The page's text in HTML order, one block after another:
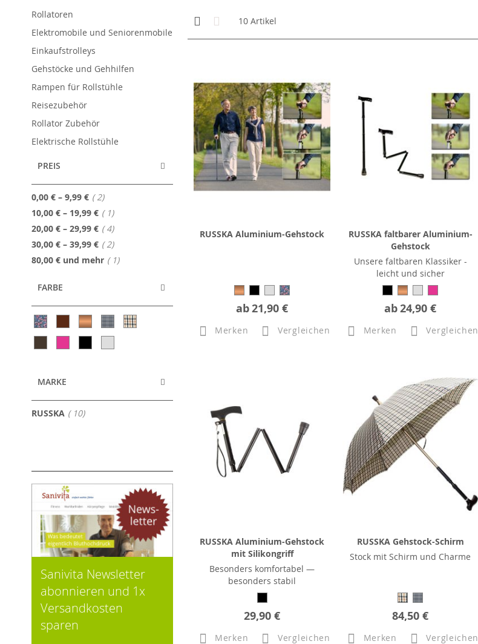
Anzeigen
als
Kachelansicht
10 Artikel
RUSSKA Aluminium-Gehstock
ab21,90 €
Merken Vergleichen
RUSSKA faltbarer Aluminium-
Gehstock
Unsere faltbaren Klassiker -
leicht und sicher
ab24,90 €
Merken Vergleichen
RUSSKA Aluminium-Gehstock
mit Silikongriff
Besonders komfortabel —
besonders stabil
29,90 €
Merken Vergleichen
RUSSKA Gehstock-Schirm
Stock mit Schirm und Charme
84,50 €
Merken Vergleichen
Rollatoren
Elektromobile und Seniorenmobile
Einkaufstrolleys
Gehstöcke und Gehhilfen
Rampen für Rollstühle
Reisezubehör
Rollator Zubehör
Elektrische Rollstühle
PREIS
0,00 € – 9,99 € 2Artikel
10,00 € – 19,99 € 1Artikel
20,00 € – 29,99 € 4Artikel
30,00 € – 39,99 € 2Artikel
80,00 € und mehr 1Artikel
FARBE
MARKE
RUSSKA 10Artikel
Sanivita Newsletter
abonnieren und 1x
Versandkosten
sparen